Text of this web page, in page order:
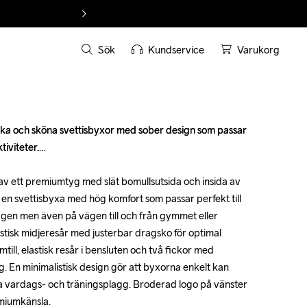
Sök Kundservice Varukorg
och sköna svettisbyxor med sober design som passar
ett premiumtyg med slät bomullsutsida och insida av
svettisbyxa med hög komfort som passar perfekt till
men även på vägen till och från gymmet eller
midjeresår med justerbar dragsko för optimal
elastisk resår i bensluten och två fickor med
En minimalistisk design gör att byxorna enkelt kan
vardags- och träningsplagg. Broderad logo på vänster
och sköna svettisbyxor med sober design som passar
ett premiumtyg med slät bomullsutsida och insida av
svettisbyxa med hög komfort som passar perfekt till
men även på vägen till och från gymmet eller
midjeresår med justerbar dragsko för optimal
elastisk resår i bensluten och två fickor med
En minimalistisk design gör att byxorna enkelt kan
vardags- och träningsplagg. Broderad logo på vänster